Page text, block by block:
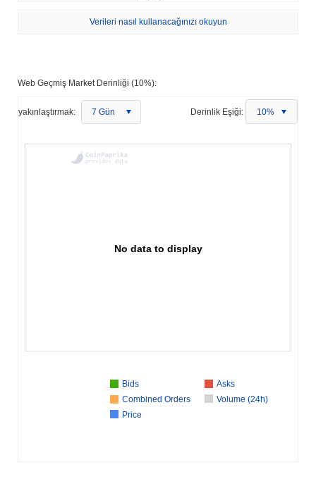
Verileri nasıl kullanacağınızı okuyun
Web Geçmiş Market Derinliği (10%):
yakınlaştırmak: 7 Gün Derinlik Eşiği: 10%
No data to display
Bids
Asks
Combined Orders
Volume (24h)
Price